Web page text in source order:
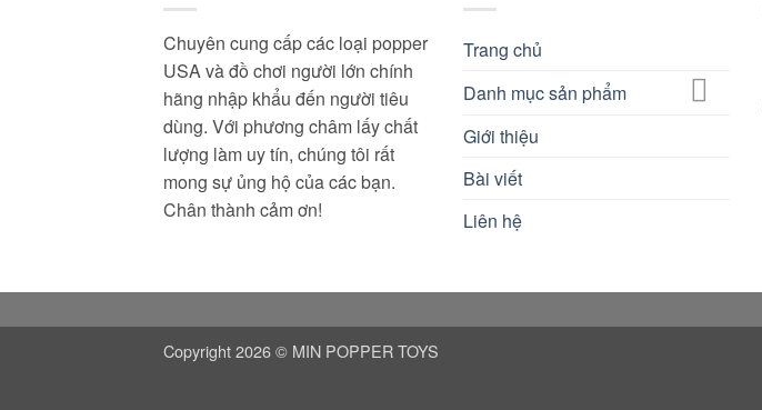
Chuyên cung cấp các loại popper
USA và đồ chơi người lớn chính
hãng nhập khẩu đến người tiêu
dùng. Với phương châm lấy chất
lượng làm uy tín, chúng tôi rất
mong sự ủng hộ của các bạn.
Chân thành cảm ơn!
Trang chủ
Danh mục sản phẩm
Giới thiệu
Bài viết
Liên hệ
Copyright 2026 © MIN POPPER TOYS